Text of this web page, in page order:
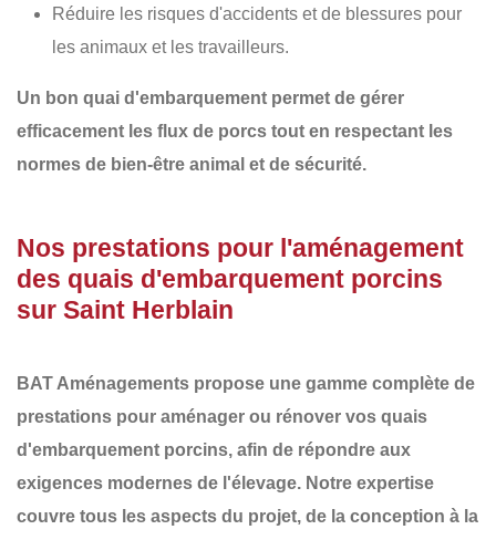
Réduire les risques d'accidents et de blessures pour
les animaux et les travailleurs.
Un bon quai d'embarquement permet de gérer
efficacement les flux de porcs tout en respectant les
normes de bien-être animal et de sécurité.
Nos prestations pour l'aménagement
des quais d'embarquement porcins
sur Saint Herblain
BAT Aménagements propose une gamme complète de
prestations pour aménager ou rénover vos quais
d'embarquement porcins, afin de répondre aux
exigences modernes de l'élevage. Notre expertise
couvre tous les aspects du projet, de la conception à la